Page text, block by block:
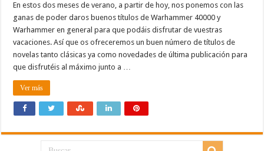
En estos dos meses de verano, a partir de hoy, nos ponemos con las
ganas de poder daros buenos títulos de Warhammer 40000 y
Warhammer en general para que podáis disfrutar de vuestras
vacaciones. Así que os ofreceremos un buen número de títulos de
novelas tanto clásicas ya como novedades de última publicación para
que disfrutéis al máximo junto a …
Ver más